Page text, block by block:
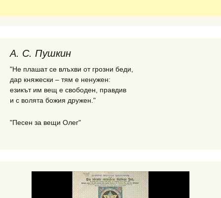
А. С. Пушкин
"Не плашат се влъхви от грозни беди,
дар княжески – тям е ненужен:
езикът им вещ е свободен, правдив
и с волята божия дружен."
"Песен за вещи Олег"